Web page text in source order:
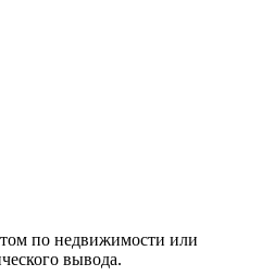
по недвижимости или
вывода.